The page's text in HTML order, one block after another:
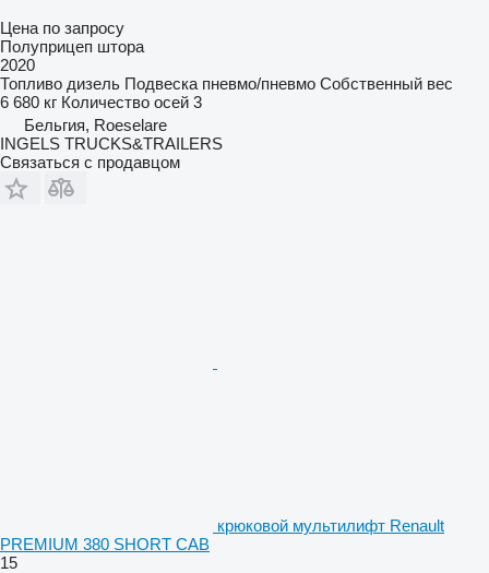
Цена по запросу
Полуприцеп штора
2020
Топливо дизель Подвеска пневмо/пневмо Собственный вес
6 680 кг Количество осей 3
Бельгия, Roeselare
INGELS TRUCKS&TRAILERS
Связаться с продавцом
крюковой мультилифт Renault
PREMIUM 380 SHORT CAB
15